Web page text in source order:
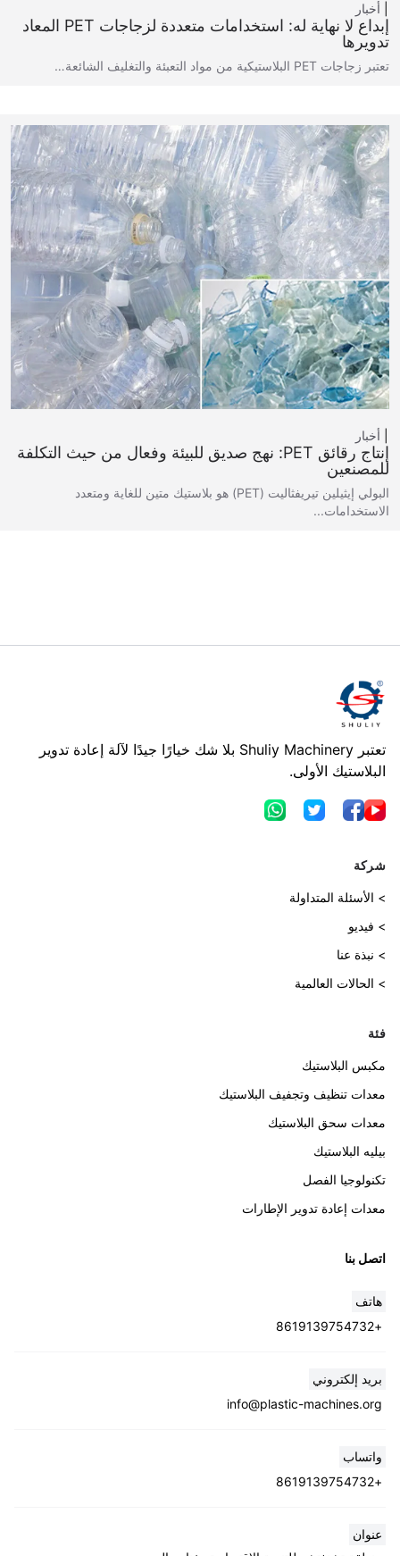
أخبار
إبداع لا نهاية له: استخدامات متعددة لزجاجات PET المعاد
تدويرها
تعتبر زجاجات PET البلاستيكية من مواد التعبئة والتغليف الشائعة…
أخبار
إنتاج رقائق PET: نهج صديق للبيئة وفعال من حيث التكلفة
للمصنعين
البولي إيثيلين تيريفثاليت (PET) هو بلاستيك متين للغاية ومتعدد
الاستخدامات...
تعتبر Shuliy Machinery بلا شك خيارًا جيدًا لآلة إعادة تدوير
البلاستيك الأولى.
شركة
> الأسئلة المتداولة
> فيديو
> نبذة عنا
> الحالات العالمية
فئة
مكبس البلاستيك
معدات تنظيف وتجفيف البلاستيك
معدات سحق البلاستيك
بيليه البلاستيك
تكنولوجيا الفصل
معدات إعادة تدوير الإطارات
اتصل بنا
هاتف
+8619139754732
بريد إلكتروني
info@plastic-machines.org
واتساب
+8619139754732
عنوان
Whatsapp
Wechat